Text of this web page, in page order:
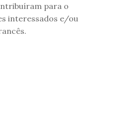
para o
interessados e/ou